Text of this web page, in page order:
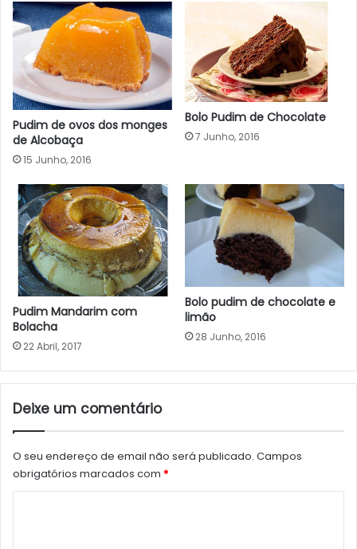
Pudim de ovos dos monges
de Alcobaça
15 Junho, 2016
Bolo Pudim de Chocolate
7 Junho, 2016
Pudim Mandarim com
Bolacha
22 Abril, 2017
Bolo pudim de chocolate e
limão
28 Junho, 2016
Deixe um comentário
O seu endereço de email não será publicado. Campos
obrigatórios marcados com *